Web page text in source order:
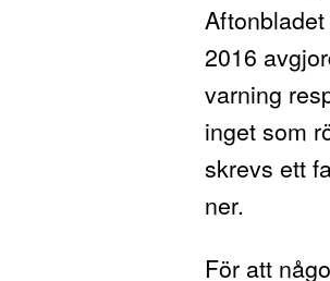
2016
varning
inget som
skrevs ett
ner.
För att